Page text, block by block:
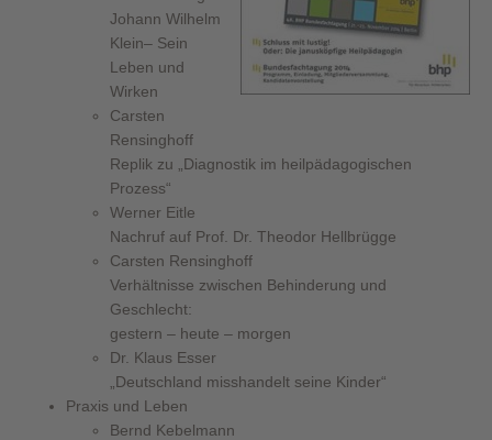
Johann Wilhelm
Klein– Sein
Leben und
Wirken
Carsten
Rensinghoff
Replik zu „Diagnostik im heilpädagogischen
Prozess“
Werner Eitle
Nachruf auf Prof. Dr. Theodor Hellbrügge
Carsten Rensinghoff
Verhältnisse zwischen Behinderung und
Geschlecht:
gestern – heute – morgen
Dr. Klaus Esser
„Deutschland misshandelt seine Kinder“
Praxis und Leben
Bernd Kebelmann